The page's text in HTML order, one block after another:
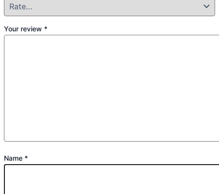
Your review *
Name *